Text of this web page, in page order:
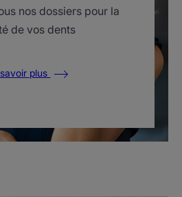
nos dossiers pour la
de vos dents
plus